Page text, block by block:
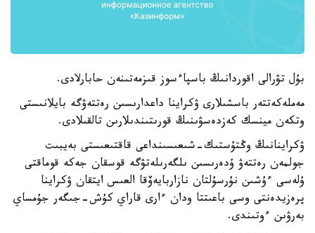
بۇل تۋرالى اقوردانىڭ باسپاءسوز قىزمەتىنەن حابارلادى.
مەملەكەتتەر باسشىلارى ۋكراينا داعدارىسىن رەتتەۋگە بايلانىستى
وتكەن مينسك كەزدەسۋىنىڭ قورىتىندىلارىن تالقىلادى.
ۋكراينانىڭ وڭتۇستىك-شىعىسىنداعى قاقتىعىستى بەيبىت
جولمەن رەتتەۋ ۇدەرىسىن ىلگەرىلەتۋگە قوسقان جەكە قوماقتى
ۇلەسى ءۇشىن نۇرسۇلتان نازاربايەۆقا العىس ايتقان ۋكراينا
پرەزيدەنتى وسى باعىتتا ودان ءارى قاراي كۇش-جىگەر جۇمساي
بەرۋىن ءوتىندى.